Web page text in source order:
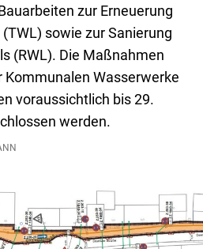
zur Erneuerung
sowie zur Sanierung
(RWL). Die Maßnahmen
Wasserwerke
voraussichtlich bis 29.
werden.